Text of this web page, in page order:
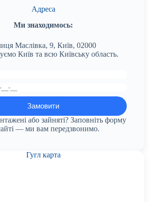
Адреса
Ми знаходимось:
Маслівка, 9, Київ, 02000
Київ та всю Київську область.
або зайняті? Заповніть форму
— ми вам передзвонимо.
Гугл карта